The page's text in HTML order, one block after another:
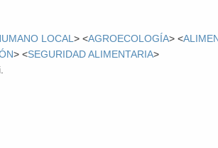
LOCAL> <AGROECOLOGÍA> <
> <SEGURIDAD ALIMENTARIA>